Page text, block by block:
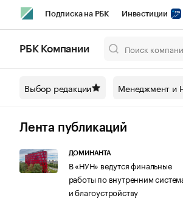
Подписка на РБК Инвестиции
Спецпроекты СПб Конференции
Технологии и медиа
РБК Компании
Выбор редакции Менеджмент и
Лента публикаций
ДОМИНАНТА
В «НУН» ведутся финальные
работы по внутренним
и благоустройству